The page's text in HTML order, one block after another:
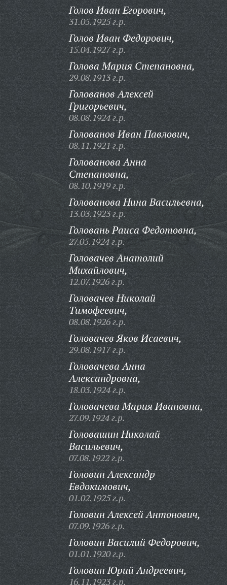
Голов Иван Егорович,
31.05.1925 г.р.
Голов Иван Федорович,
15.04.1927 г.р.
Голова Мария Степановна,
29.08.1913 г.р.
Голованов Алексей
Григорьевич,
08.08.1924 г.р.
Голованов Иван Павлович,
08.11.1921 г.р.
Голованова Анна
Степановна,
08.10.1919 г.р.
Голованова Нина Васильевна,
13.03.1923 г.р.
Головань Раиса Федотовна,
27.05.1924 г.р.
Головачев Анатолий
Михайлович,
12.07.1926 г.р.
Головачев Николай
Тимофеевич,
08.08.1926 г.р.
Головачев Яков Исаевич,
29.08.1917 г.р.
Головачева Анна
Александровна,
18.03.1924 г.р.
Головачева Мария Ивановна,
27.09.1924 г.р.
Головашин Николай
Васильевич,
07.08.1922 г.р.
Головин Александр
Евдокимович,
01.02.1925 г.р.
Головин Алексей Антонович,
07.09.1926 г.р.
Головин Василий Федорович,
01.01.1920 г.р.
Головин Юрий Андреевич,
16.11.1923 г.р.